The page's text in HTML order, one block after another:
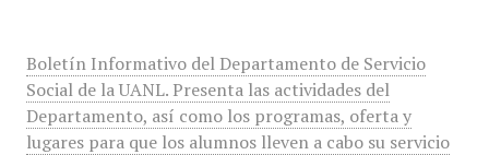
Boletín Informativo del Departamento de Servicio
Social de la UANL. Presenta las actividades del
Departamento, así como los programas, oferta y
lugares para que los alumnos lleven a cabo su servicio